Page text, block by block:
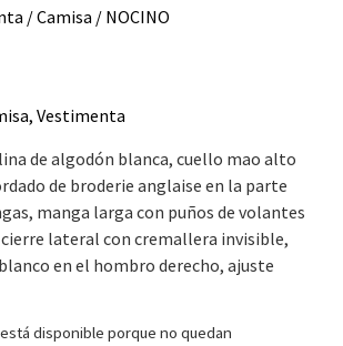
/Camisa / NOCINO
, Vestimenta
de algodón blanca, cuello mao alto
de broderie anglaise en la parte
manga larga con puños de volantes
lateral con cremallera invisible,
en el hombro derecho, ajuste
disponible porque no quedan